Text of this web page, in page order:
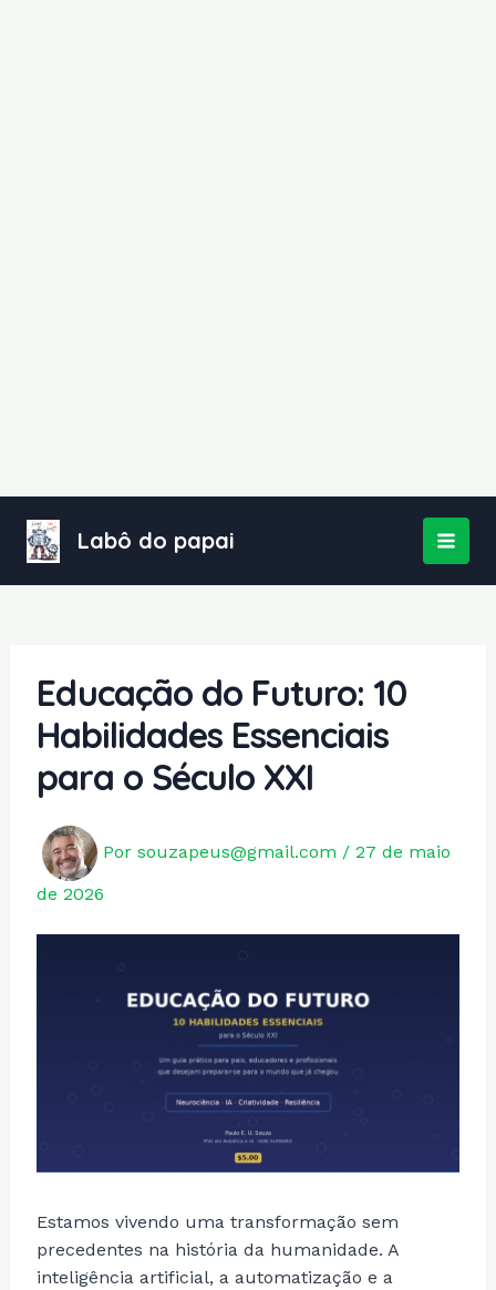
para
conteúdo
Labô do papai
Educação do Futuro: 10
Habilidades Essenciais
para o Século XXI
Por souzapeus@gmail.com / 27 de maio
de 2026
Estamos vivendo uma transformação sem
precedentes na história da humanidade. A
inteligência artificial, a automatização e a